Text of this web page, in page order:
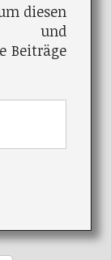
diesen
und
Beiträge